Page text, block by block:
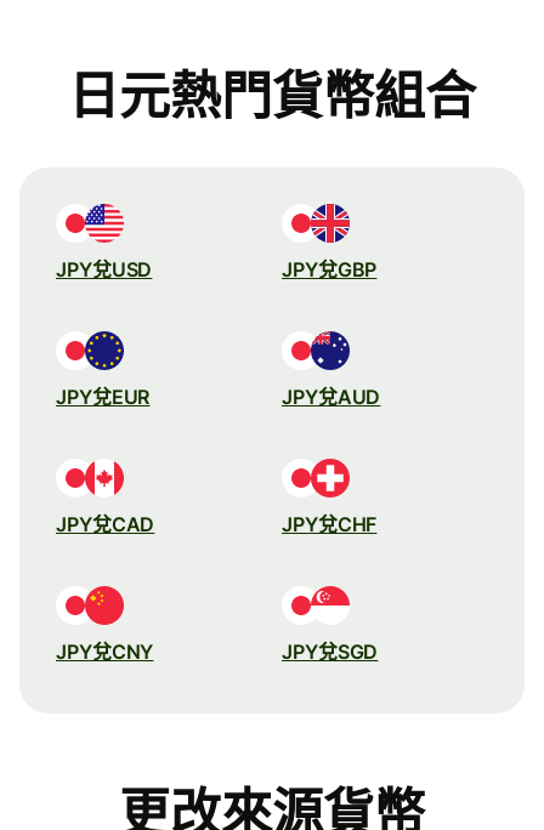
日元熱門貨幣組合
JPY兌USD JPY兌GBP
JPY兌EUR JPY兌AUD
JPY兌CAD JPY兌CHF
JPY兌CNY JPY兌SGD
更改來源貨幣